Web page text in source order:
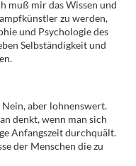
muß mir das Wissen und
zu werden,
und Psychologie des
Selbständigkeit und
Nein, aber lohnenswert.
denkt, wenn man sich
Anfangszeit durchquält.
der Menschen die zu